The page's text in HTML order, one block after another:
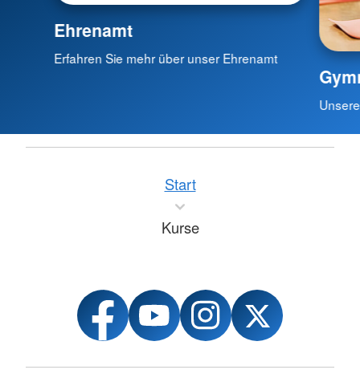
Ehrenamt
Erfahren Sie mehr über unser Ehrenamt
Start
Kurse